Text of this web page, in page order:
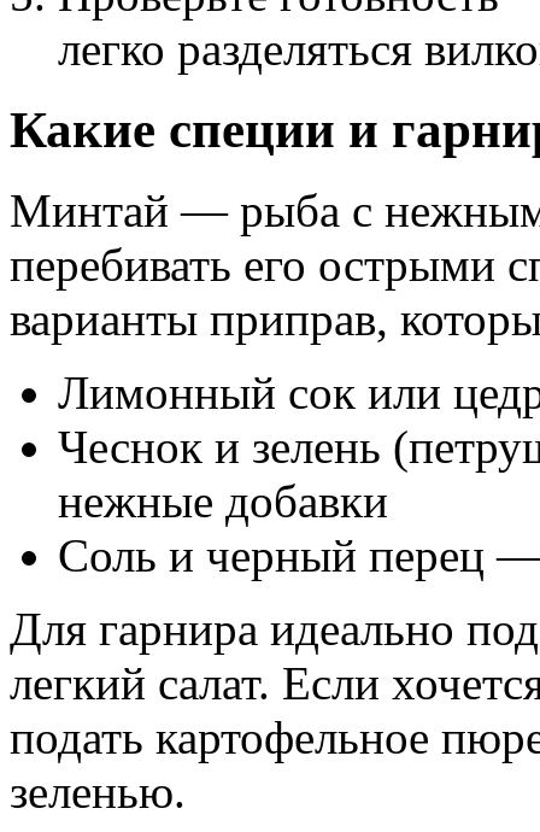
легко разделяться
Какие специи и
Минтай — рыба с
перебивать его острыми
варианты приправ,
Лимонный сок или
Чеснок и зелень
нежные добавки
Соль и черный перец
Для гарнира идеально
легкий салат. Если
подать картофельное
зеленью.